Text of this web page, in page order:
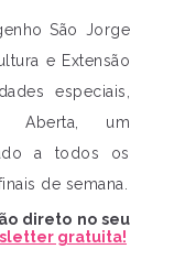
São Jorge
e Extensão
especiais,
Aberta, um
a todos os
de semana.
direto no seu
gratuita!